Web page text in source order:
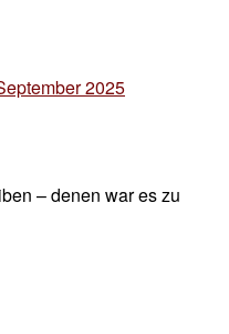
2025
– denen war es zu